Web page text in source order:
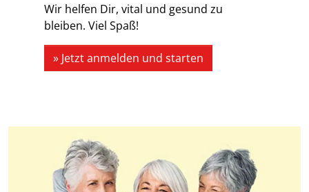
Wir helfen Dir, vital und gesund zu
bleiben. Viel Spaß!
» Jetzt anmelden und starten